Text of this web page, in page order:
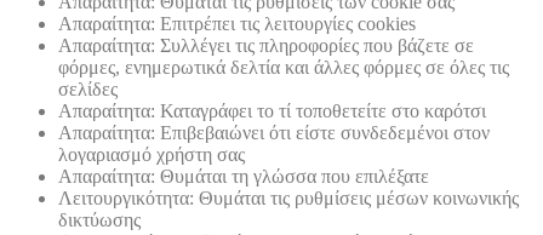
Απαραίτητα: Επιτρέπει τις λειτουργίες cookies
Απαραίτητα: Συλλέγει τις πληροφορίες που βάζετε σε
φόρμες, ενημερωτικά δελτία και άλλες φόρμες σε όλες τις
σελίδες
Απαραίτητα: Καταγράφει το τί τοποθετείτε στο καρότσι
Απαραίτητα: Επιβεβαιώνει ότι είστε συνδεδεμένοι στον
λογαριασμό χρήστη σας
Απαραίτητα: Θυμάται τη γλώσσα που επιλέξατε
Λειτουργικότητα: Θυμάται τις ρυθμίσεις μέσων κοινωνικής
δικτύωσης